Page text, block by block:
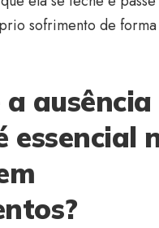
sofrimento de forma
a ausência
essencial